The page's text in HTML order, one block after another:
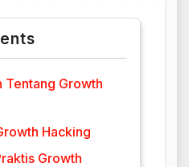
Tentang Growth
Hacking
Growth